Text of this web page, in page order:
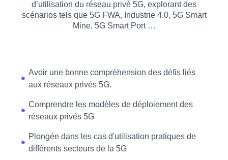
d’utilisation du réseau privé 5G, explorant des
scénarios tels que 5G FWA, Industrie 4.0, 5G Smart
Mine, 5G Smart Port …
Avoir une bonne compréhension des défis liés
aux réseaux privés 5G.
Comprendre les modèles de déploiement des
réseaux privés 5G
Plongée dans les cas d'utilisation pratiques de
différents secteurs de la 5G